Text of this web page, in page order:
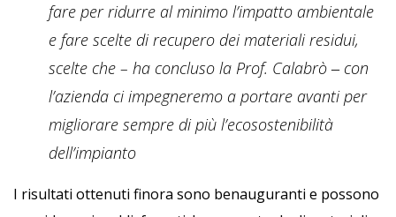
fare per ridurre al minimo l’impatto ambientale
e fare scelte di recupero dei materiali residui,
scelte che – ha concluso la Prof. Calabrò ‒ con
l’azienda ci impegneremo a portare avanti per
migliorare sempre di più l’ecosostenibilità
dell’impianto
I risultati ottenuti finora sono benauguranti e possono